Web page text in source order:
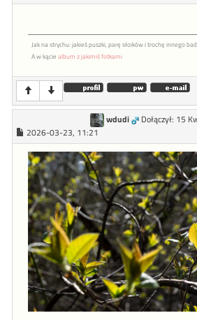
Jak na strychu: jakieś puszki, parę słoików i trochę innego
A w kącie album z jakimiś fotkami
wdudi
Dołączył: 15
2026-03-23, 11:21